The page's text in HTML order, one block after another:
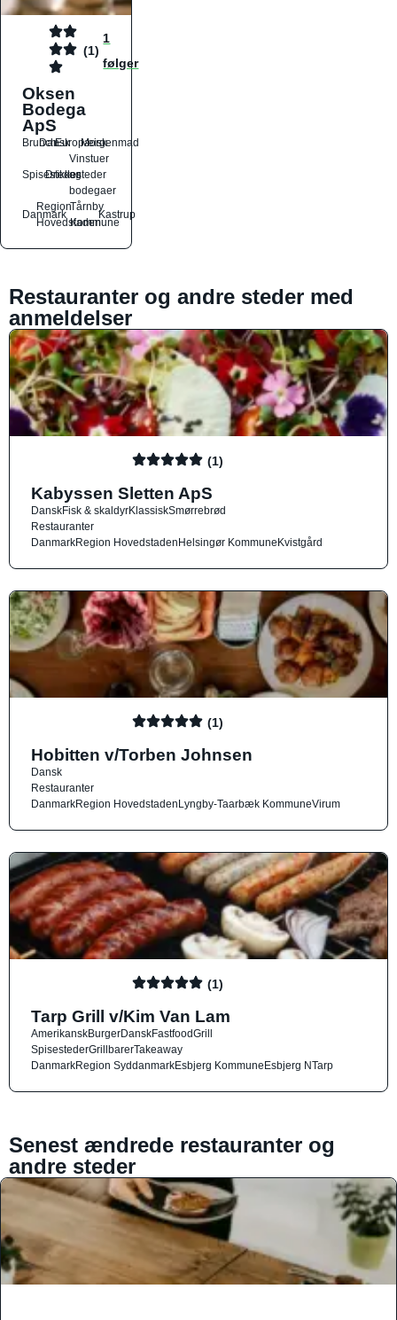
(1)
1
følger
Oksen
Bodega
ApS
Brunch
DanskEuropæiskMorgenmad
Spisesteder
Drikkesteder
Vinstuer
og
bodegaer
Danmark
Region
Hovedstaden
Tårnby
Kommune
Kastrup
Restauranter og andre steder med
anmeldelser
(1)
Kabyssen Sletten ApS
DanskFisk & skaldyrKlassiskSmørrebrød
Restauranter
DanmarkRegion HovedstadenHelsingør KommuneKvistgård
(1)
Hobitten v/Torben Johnsen
Dansk
Restauranter
DanmarkRegion HovedstadenLyngby-Taarbæk KommuneVirum
(1)
Tarp Grill v/Kim Van Lam
AmerikanskBurgerDanskFastfoodGrill
SpisestederGrillbarerTakeaway
DanmarkRegion SyddanmarkEsbjerg KommuneEsbjerg NTarp
Senest ændrede restauranter og
andre steder